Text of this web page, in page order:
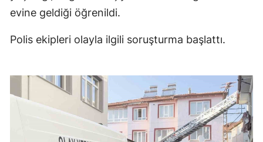
evine geldiği öğrenildi.
Polis ekipleri olayla ilgili soruşturma başlattı.